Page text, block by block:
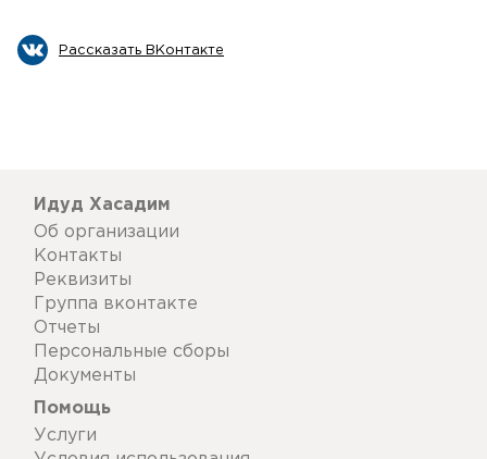
Рассказать ВКонтакте
Идуд Хасадим
Об организации
Контакты
Реквизиты
Группа вконтакте
Отчеты
Персональные сборы
Документы
Помощь
Услуги